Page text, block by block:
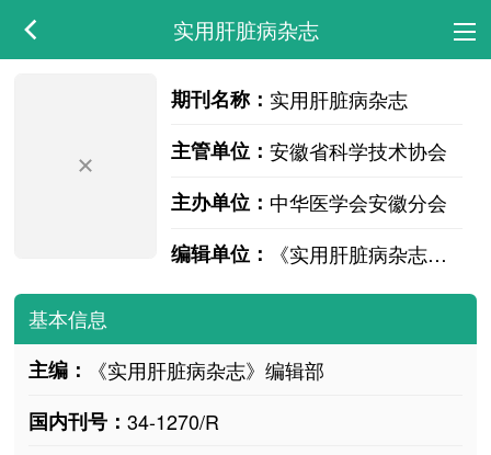
实用肝脏病杂志
期刊名称： 实用肝脏病杂志
主管单位： 安徽省科学技术协会
主办单位： 中华医学会安徽分会
编辑单位：
《实用肝脏病杂志》编辑部
基本信息
主编：
《实用肝脏病杂志》编辑部
国内刊号： 34-1270/R